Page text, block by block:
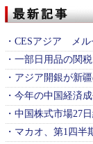
・ CESアジア メル
・ 一部日用品の関
・ アジア開銀が新
・ 今年の中国経済
・ 中国株式市場27
・ マカオ、第1四半